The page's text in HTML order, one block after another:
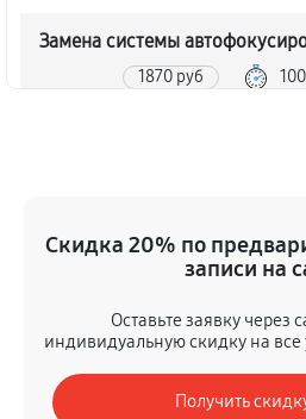
Замена системы
1870 руб
Замена дисплея цифрового
LT Thermal Monocular
LT Thermal Monocular
Скидка 20% по
записи на
Оставьте заявку через
индивидуальную скидку на все
Получить